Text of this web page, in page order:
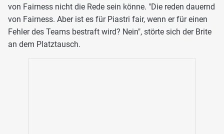
von Fairness nicht die Rede sein könne. "Die reden dauernd
von Fairness. Aber ist es für Piastri fair, wenn er für einen
Fehler des Teams bestraft wird? Nein", störte sich der Brite
an dem Platztausch.